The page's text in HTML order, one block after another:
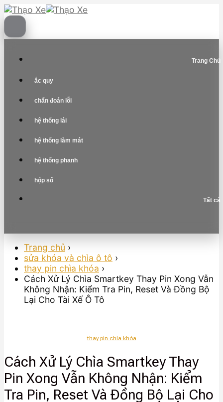
Skip
to
content
Trang Chủ
ắc quy
chẩn đoán lỗi
hệ thống lái
hệ thống làm mát
hệ thống phanh
hộp số
Tất cả
Trang chủ ›
sửa khóa và chìa ô tô ›
thay pin chìa khóa ›
Cách Xử Lý Chìa Smartkey Thay Pin Xong Vẫn
Không Nhận: Kiểm Tra Pin, Reset Và Đồng Bộ
Lại Cho Tài Xế Ô Tô
thay pin chìa khóa
Cách Xử Lý Chìa Smartkey Thay
Pin Xong Vẫn Không Nhận: Kiểm
Tra Pin, Reset Và Đồng Bộ Lại Cho